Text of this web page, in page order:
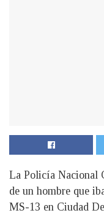
La Policía Nacional
de un hombre que
MS-13 en Ciudad